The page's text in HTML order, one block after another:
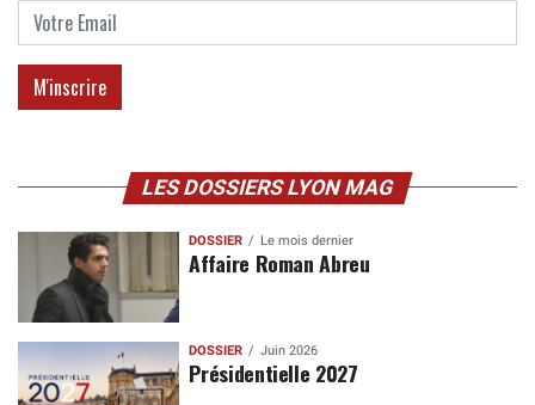
LES DOSSIERS LYON MAG
DOSSIER Le mois dernier
Affaire Roman Abreu
DOSSIER Juin 2026
Présidentielle 2027